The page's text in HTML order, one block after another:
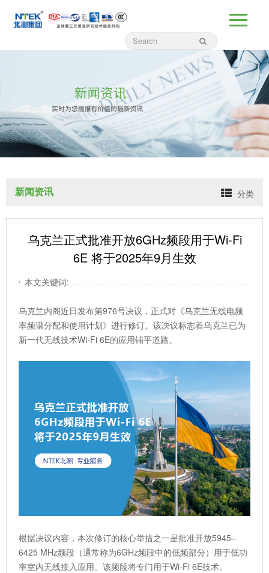
新闻资讯 分类
乌克兰正式批准开放6GHz频段用于Wi-Fi
6E 将于2025年9月生效
本文关键词:
乌克兰内阁近日发布第976号决议，正式对《乌克兰无线电频
率频谱分配和使用计划》进行修订。该决议标志着乌克兰已为
新一代无线技术Wi-Fi 6E的应用铺平道路。
根据决议内容，本次修订的核心举措之一是批准开放5945–
6425 MHz频段（通常称为6GHz频段中的低频部分）用于低功
率室内无线接入应用。该频段将专门用于Wi-Fi 6E技术。